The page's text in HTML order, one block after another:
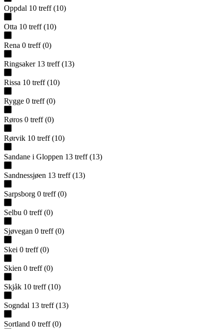
Oppdal 10 treff (10)
Otta 10 treff (10)
Rena 0 treff (0)
Ringsaker 13 treff (13)
Rissa 10 treff (10)
Rygge 0 treff (0)
Røros 0 treff (0)
Rørvik 10 treff (10)
Sandane i Gloppen 13 treff (13)
Sandnessjøen 13 treff (13)
Sarpsborg 0 treff (0)
Selbu 0 treff (0)
Sjøvegan 0 treff (0)
Skei 0 treff (0)
Skien 0 treff (0)
Skjåk 10 treff (10)
Sogndal 13 treff (13)
Sortland 0 treff (0)